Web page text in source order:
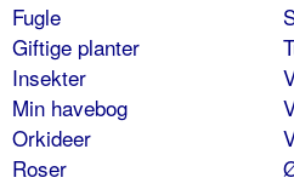
Fugle
Giftige planter
Insekter
Min havebog
Orkideer
Roser